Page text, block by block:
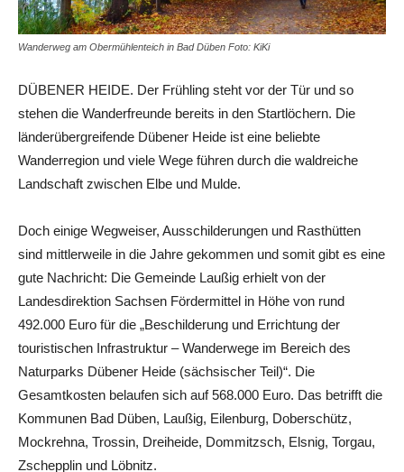
Wanderweg am Obermühlenteich in Bad Düben Foto: KiKi
DÜBENER HEIDE. Der Frühling steht vor der Tür und so
stehen die Wanderfreunde bereits in den Startlöchern. Die
länderübergreifende Dübener Heide ist eine beliebte
Wanderregion und viele Wege führen durch die waldreiche
Landschaft zwischen Elbe und Mulde.
Doch einige Wegweiser, Ausschilderungen und Rasthütten
sind mittlerweile in die Jahre gekommen und somit gibt es eine
gute Nachricht: Die Gemeinde Laußig erhielt von der
Landesdirektion Sachsen Fördermittel in Höhe von rund
492.000 Euro für die „Beschilderung und Errichtung der
touristischen Infrastruktur – Wanderwege im Bereich des
Naturparks Dübener Heide (sächsischer Teil)“. Die
Gesamtkosten belaufen sich auf 568.000 Euro. Das betrifft die
Kommunen Bad Düben, Laußig, Eilenburg, Doberschütz,
Mockrehna, Trossin, Dreiheide, Dommitzsch, Elsnig, Torgau,
Zschepplin und Löbnitz.